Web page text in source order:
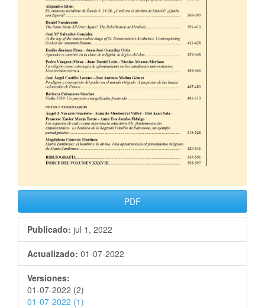
PDF
Publicado: jul 1, 2022
Actualizado: 01-07-2022
Versiones:
01-07-2022 (2)
01-07-2022 (1)